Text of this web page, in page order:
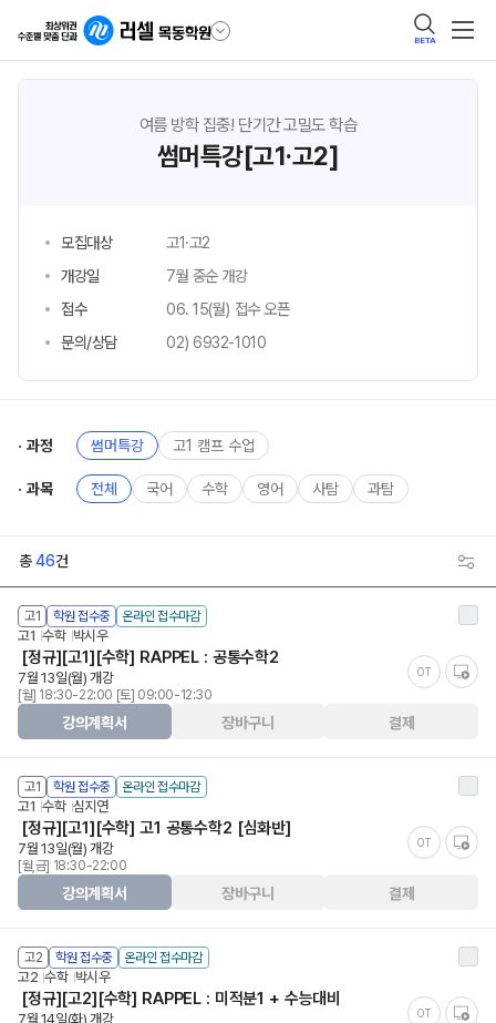
BETA
여름 방학 집중! 단기간 고밀도 학습
썸머특강[고1·고2]
모집대상
고1·고2
개강일
7월 중순 개강
접수
06. 15(월) 접수 오픈
문의/상담
02) 6932-1010
과정 썸머특강 고1 캠프 수업
과목 전체 국어 수학 영어 사탐 과탐
총46건
고1 학원 접수중 온라인 접수마감
고1 수학 박시우
[정규][고1][수학] RAPPEL : 공통수학2
OT
7월 13일(월) 개강
[월] 18:30-22:00 [토] 09:00-12:30
강의계획서 장바구니 결제
고1 학원 접수중 온라인 접수마감
고1 수학 심지연
[정규][고1][수학] 고1 공통수학2 [심화반]
OT
7월 13일(월) 개강
[월,금] 18:30-22:00
강의계획서 장바구니 결제
고2 학원 접수중 온라인 접수마감
고2 수학 박시우
[정규][고2][수학] RAPPEL : 미적분1 + 수능대비
OT
7월 14일(화) 개강